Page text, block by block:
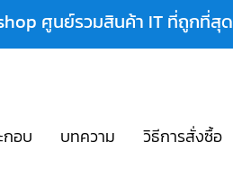
ศูนย์รวมสินค้า IT ที่ถูกที่สุด
อบ บทความ วิธีการสั่งซื้อ